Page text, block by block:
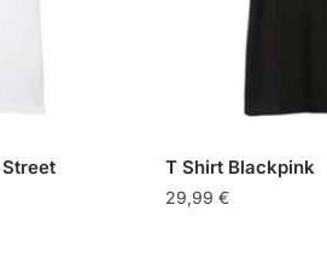
T Shirt Blackpink
29,99 €